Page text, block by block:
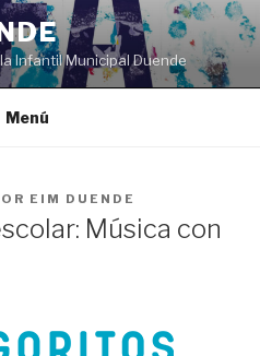
Infantil Municipal Duende
Menú
EIM DUENDE
Música con